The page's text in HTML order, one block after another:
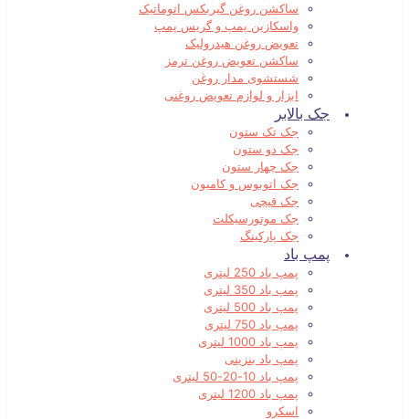
ساکشن روغن گیربکس اتوماتیک
واسکازین پمپ و گریس پمپ
تعویض روغن هیدرولیک
ساکشن تعویض روغن ترمز
شستشوی مدار روغن
ابزار و لوازم تعویض روغنی
جک بالابر
جک تک ستون
جک دو ستون
جک چهار ستون
جک اتوبوس و کامیون
جک قیچی
جک موتورسیکلت
جک پارکینگ
پمپ باد
پمپ باد 250 لیتری
پمپ باد 350 لیتری
پمپ باد 500 لیتری
پمپ باد 750 لیتری
پمپ باد 1000 لیتری
پمپ باد بنزینی
پمپ باد 10-20-50 لیتری
پمپ باد 1200 لیتری
اسکرو